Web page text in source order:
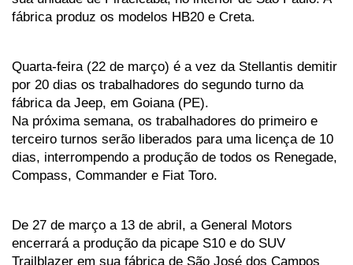
fábrica produz os modelos HB20 e Creta.
Quarta-feira (22 de março) é a vez da Stellantis demitir
por 20 dias os trabalhadores do segundo turno da
fábrica da Jeep, em Goiana (PE).
Na próxima semana, os trabalhadores do primeiro e
terceiro turnos serão liberados para uma licença de 10
dias, interrompendo a produção de todos os Renegade,
Compass, Commander e Fiat Toro.
De 27 de março a 13 de abril, a General Motors
encerrará a produção da picape S10 e do SUV
Trailblazer em sua fábrica de São José dos Campos